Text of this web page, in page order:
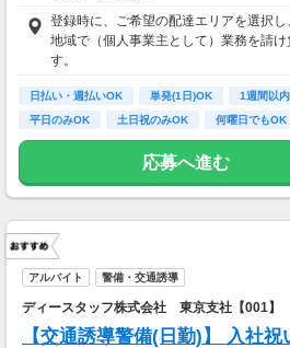
登録時に、ご希望の配達エリアを選択し
地域で（個人事業主として）業務を請け
す。
日払い・週払いOK 単発(1日)OK 1週間以内
平日のみOK
土日祝のみOK 何曜日でもOK
応募へ進む
アルバイト 警備・交通誘導
ディースタッフ株式会社 東京支社【001】
【交通誘導警備(日勤)】 入社